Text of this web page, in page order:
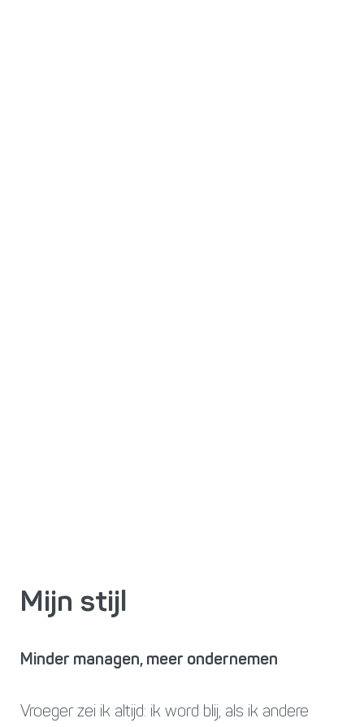
Mijn stijl
Minder managen, meer ondernemen
Vroeger zei ik altijd: ik word blij, als ik andere